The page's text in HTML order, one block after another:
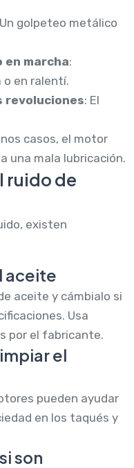
golpeteo metálico
marcha:
en ralentí.
revoluciones: El
casos, el motor
una mala lubricación.
ruido de
existen
aceite
aceite y cámbialo si
Usa
por el fabricante.
el
pueden ayudar
en los taqués y
son